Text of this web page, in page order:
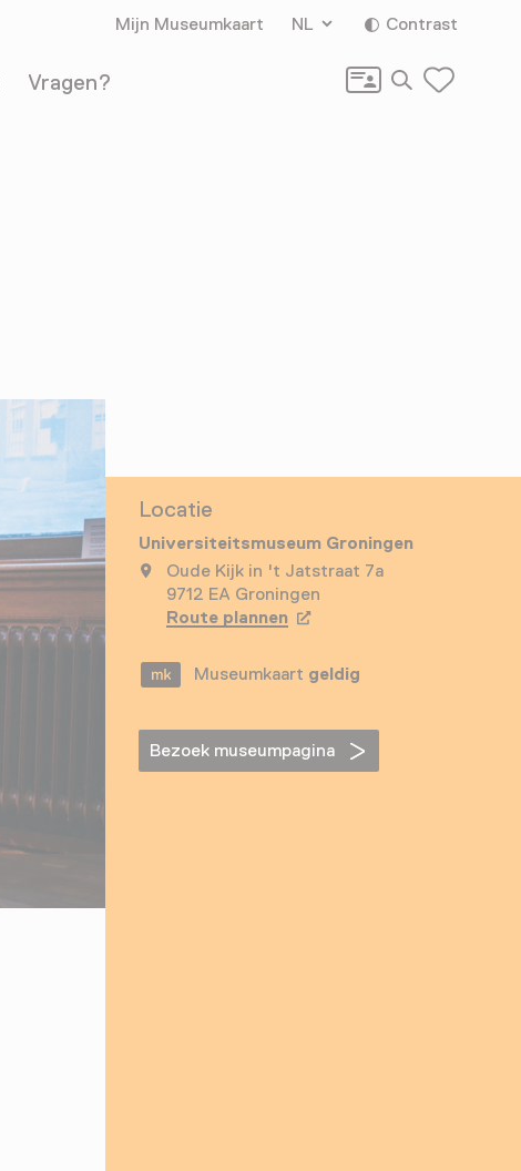
Vragen?
Mijn Museumkaart NL Contrast
Zoeken
Locatie
Universiteitsmuseum Groningen
Oude Kijk in 't Jatstraat 7a
9712 EA Groningen
Route plannen Opent in een nieuw tabblad
Museumkaart geldig
Bezoek museumpagina